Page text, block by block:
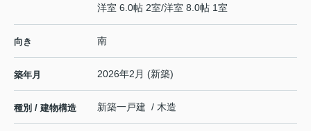
洋室 6.0帖 2室/洋室 8.0帖 1室
向き 南
築年月 2026年2月 (新築)
種別 / 建物構造 新築一戸建 / 木造